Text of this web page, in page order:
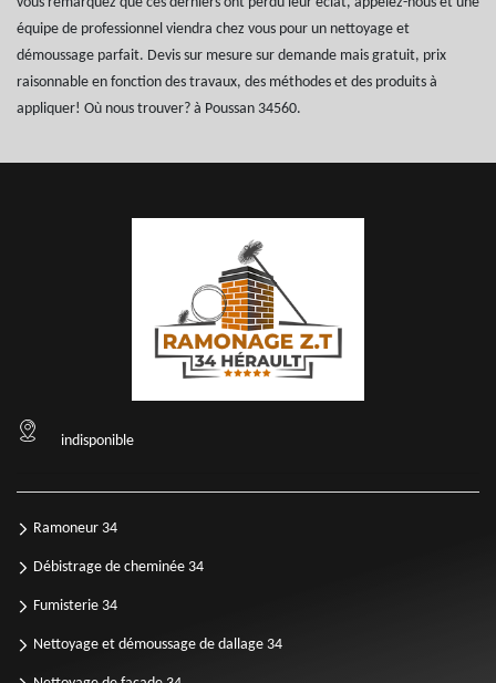
équipe de professionnel viendra chez vous pour un nettoyage et
démoussage parfait. Devis sur mesure sur demande mais gratuit, prix
raisonnable en fonction des travaux, des méthodes et des produits à
appliquer! Où nous trouver? à Poussan 34560.
indisponible
Ramoneur 34
Débistrage de cheminée 34
Fumisterie 34
Nettoyage et démoussage de dallage 34